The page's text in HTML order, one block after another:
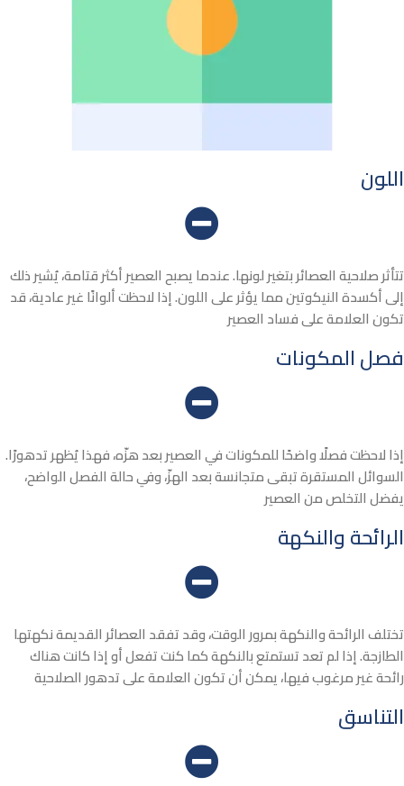
اللون
تتأثر صلاحية العصائر بتغير لونها. عندما يصبح العصير أكثر قتامة، يُشير ذلك
إلى أكسدة النيكوتين مما يؤثر على اللون. إذا لاحظت ألوانًا غير عادية، قد
تكون العلامة على فساد العصير
فصل المكونات
إذا لاحظت فصلًا واضحًا للمكونات في العصير بعد هزّه، فهذا يُظهر تدهورًا.
السوائل المستقرة تبقى متجانسة بعد الهزّ، وفي حالة الفصل الواضح،
يفضل التخلص من العصير
الرائحة والنكهة
تختلف الرائحة والنكهة بمرور الوقت، وقد تفقد العصائر القديمة نكهتها
الطازجة. إذا لم تعد تستمتع بالنكهة كما كنت تفعل أو إذا كانت هناك
رائحة غير مرغوب فيها، يمكن أن تكون العلامة على تدهور الصلاحية
التناسق